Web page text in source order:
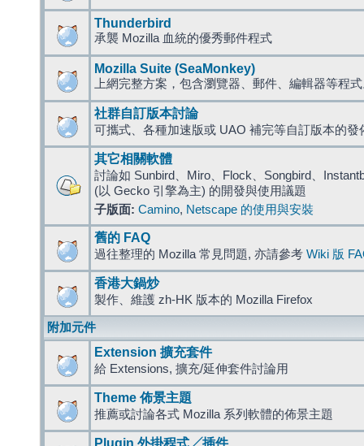
Thunderbird
承襲 Mozilla 血統的優秀郵件程式
Mozilla Suite (SeaMonkey)
上網完整方案，包含瀏覽器、郵件、編輯器等程
社群自訂版本討論
可攜式、各種加速版或 UAO 補完等自訂版本的發
其它相關軟體
討論如 Sunbird、Miro、Flock、Songbird、
(以 Gecko 引擎為主) 的開發與使用議題
子版面: Camino, Netscape 的使用與安裝
舊的 FAQ
過往整理的 Mozilla 常見問題, 亦請參考 Wiki 版
香港大鍋炒
製作、維護 zh-HK 版本的 Mozilla Firefox
附加元件
Extension 擴充套件
給 Extensions, 擴充/延伸套件討論用
Theme 佈景主題
推薦或討論各式 Mozilla 系列軟體的佈景主題
Plugin 外掛程式╱插件